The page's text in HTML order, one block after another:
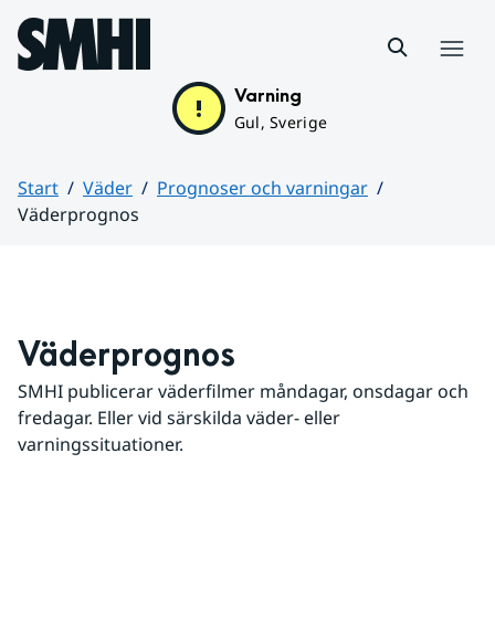
Hoppa till sidans innehåll
Varning
Gul, Sverige
Start Väder
Prognoser och varningar
Väderprognos
Väderprognos
SMHI publicerar väderfilmer måndagar, onsdagar och
fredagar. Eller vid särskilda väder- eller
varningssituationer.